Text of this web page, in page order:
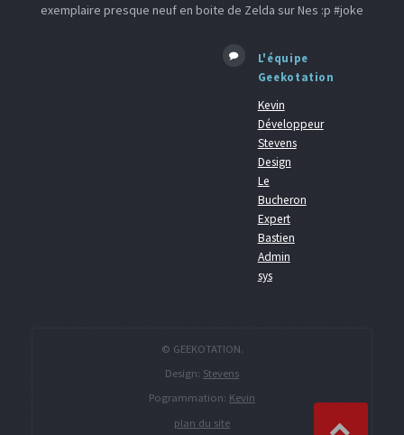
exemplaire presque neuf en boite de Zelda sur Nes :p #joke
L'équipe
Geekotation
Kevin
Développeur
Stevens
Design
Le
Bucheron
Expert
Bastien
Admin
sys
© GEEKOTATION.
Design: Stevens
Pogrammation: Kevin
plan du site